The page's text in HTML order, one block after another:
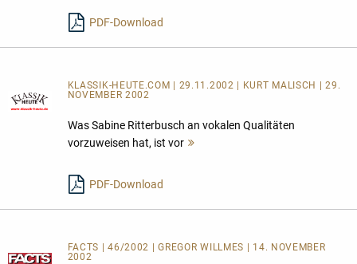
PDF-Download
KLASSIK-HEUTE.COM | 29.11.2002 | KURT MALISCH | 29.
NOVEMBER 2002
Was Sabine Ritterbusch an vokalen Qualitäten
vorzuweisen hat, ist vor
PDF-Download
FACTS | 46/2002 | GREGOR WILLMES | 14. NOVEMBER
2002